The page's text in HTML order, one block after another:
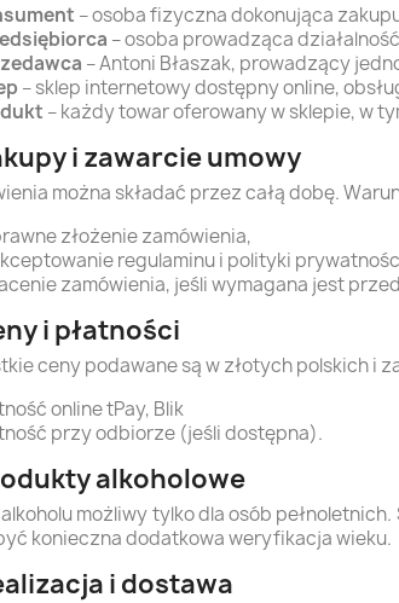
– osoba fizyczna dokonująca
– osoba prowadząca
– Antoni Błaszak, prowadzący
– sklep internetowy dostępny online,
– każdy towar oferowany w sklepie, w
i zawarcie umowy
można składać przez całą dobę.
złożenie zamówienia,
regulaminu i polityki
zamówienia, jeśli wymagana jest
i płatności
ceny podawane są w złotych polskich i
online tPay, Blik
przy odbiorze (jeśli dostępna).
alkoholowe
możliwy tylko dla osób
konieczna dodatkowa weryfikacja wieku.
i dostawa